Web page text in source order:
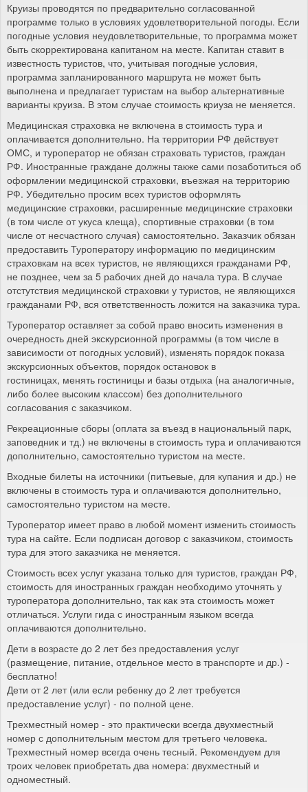
Круизы проводятся по предварительно согласованной
программе только в условиях удовлетворительной погоды. Если
погодные условия неудовлетворительные, то программа может
быть скорректирована капитаном на месте. Капитан ставит в
известность туристов, что, учитывая погодные условия,
программа запланированного маршрута не может быть
выполнена и предлагает туристам на выбор альтернативные
варианты круиза. В этом случае стоимость криуза не меняется.
Медицинская страховка не включена в стоимость тура и
оплачивается дополнительно. На территории РФ действует
ОМС, и туроператор не обязан страховать туристов, граждан
РФ. Иностранные граждане должны также сами позаботиться об
оформлении медицинской страховки, въезжая на территорию
РФ. Убедительно просим всех туристов оформлять
медицинские страховки, расширенные медицинские страховки
(в том числе от укуса клеща), спортивные страховки (в том
числе от несчастного случая) самостоятельно. Заказчик обязан
предоставить Туроператору информацию по медицинским
страховкам на всех туристов, не являющихся гражданами РФ,
не позднее, чем за 5 рабочих дней до начала тура. В случае
отстутствия медицинской страховки у туристов, не являющихся
гражданами РФ, вся ответственность ложится на заказчика тура.
Туроператор оставляет за собой право вносить изменения в
очередность дней экскурсионной программы (в том числе в
зависимости от погодных условий), изменять порядок показа
экскурсионных объектов, порядок остановок в
гостиницах, менять гостиницы и базы отдыха (на аналогичные,
либо более высоким классом) без дополнительного
согласования с заказчиком.
Рекреационные сборы (оплата за въезд в национальный парк,
заповедник и тд.) не включены в стоимость тура и оплачиваются
дополнительно, самостоятельно туристом на месте.
Входные билеты на источники (питьевые, для купания и др.) не
включены в стоимость тура и оплачиваются дополнительно,
самостоятельно туристом на месте.
Туроператор имеет право в любой момент изменить стоимость
тура на сайте. Если подписан договор с заказчиком, стоимость
тура для этого заказчика не меняется.
Стоимость всех услуг указана только для туристов, граждан РФ,
стоимость для иностранных граждан необходимо уточнять у
туроператора дополнительно, так как эта стоимость может
отличаться. Услуги гида с иностранным языком всегда
оплачиваются дополнительно.
Дети в возрасте до 2 лет без предоставления услуг
(размещение, питание, отдельное место в транспорте и др.) -
бесплатно!
Дети от 2 лет (или если ребенку до 2 лет требуется
предоставление услуг) - по полной цене.
Трехместный номер - это практически всегда двухместный
номер с дополнительным местом для третьего человека.
Трехместный номер всегда очень тесный. Рекомендуем для
троих человек приобретать два номера: двухместный и
одноместный.